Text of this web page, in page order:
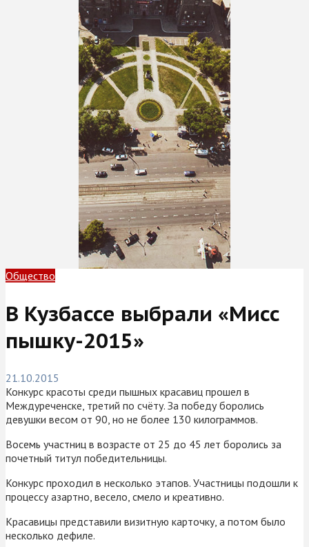
Общество
В Кузбассе выбрали «Мисс
пышку-2015»
21.10.2015
Конкурс красоты среди пышных красавиц прошел в
Междуреченске, третий по счёту. За победу боролись
девушки весом от 90, но не более 130 килограммов.
Восемь участниц в возрасте от 25 до 45 лет боролись за
почетный титул победительницы.
Конкурс проходил в несколько этапов. Участницы подошли к
процессу азартно, весело, смело и креативно.
Красавицы представили визитную карточку, а потом было
несколько дефиле.